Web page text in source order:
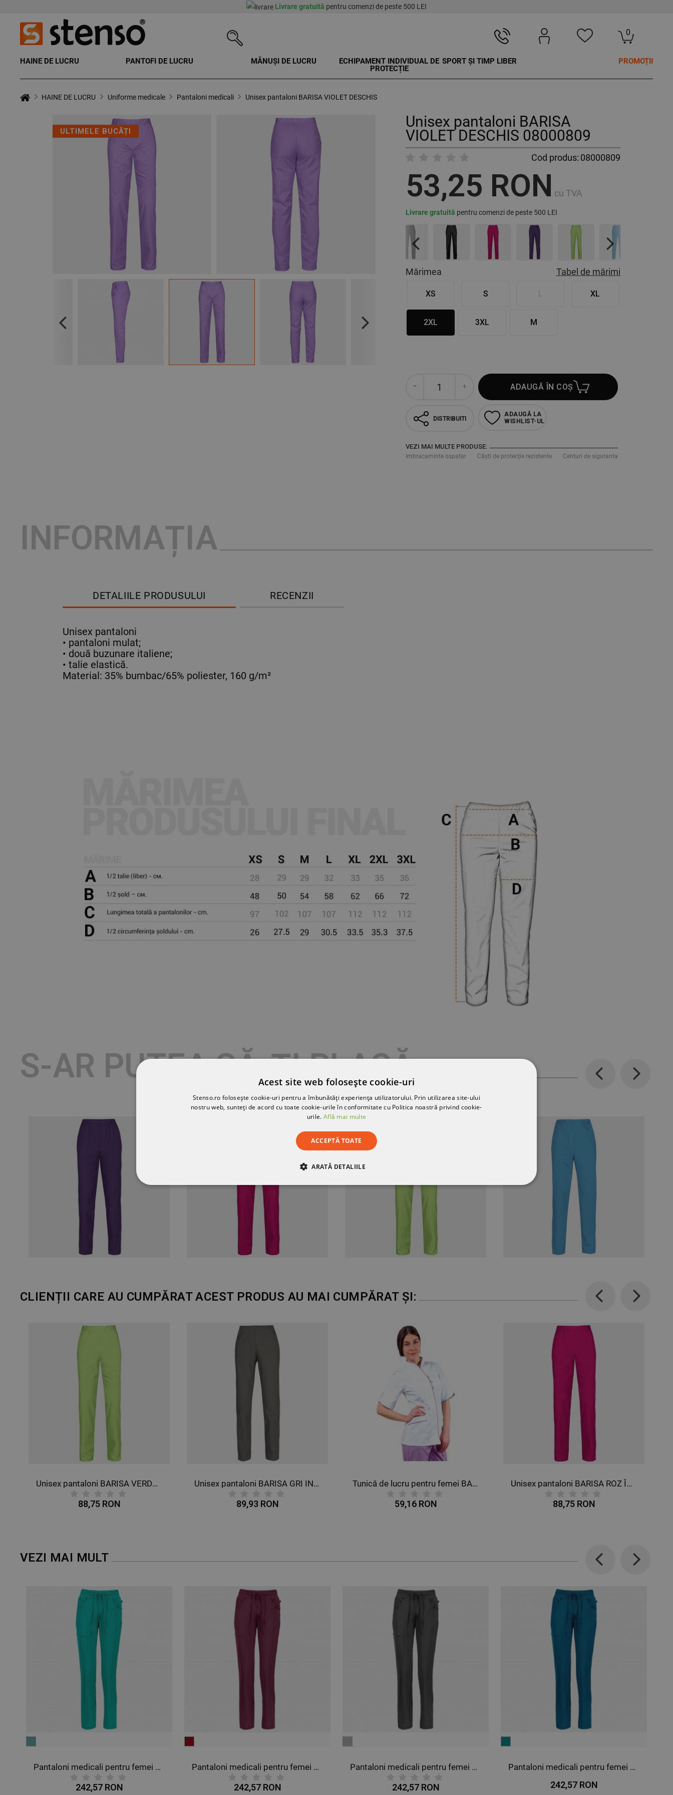
Livrare gratuită pentru comenzi de peste 500 LEI
0
HAINE DE LUCRU PANTOFI DE LUCRU MĂNUȘI DE LUCRU
ECHIPAMENT INDIVIDUAL DE
PROTECȚIE
SPORT ȘI TIMP LIBER PROMOȚII
HAINE DE LUCRU Uniforme medicale Pantaloni medicali Unisex pantaloni BARISA VIOLET DESCHIS
ULTIMELE BUCĂȚI
Previous Next
Unisex pantaloni BARISA
VIOLET DESCHIS 08000809
Cod produs: 08000809
53,25 RON cu TVA
Livrare gratuită pentru comenzi de peste 500 LEI
Previous Next
Mărimea Tabel de mărimi
XS S XL
2XL 3XL M
ADAUGĂ ÎN COȘ
DISTRIBUITI
ADAUGĂ LA
WISHLIST-UL
VEZI MAI MULTE PRODUSE:
Imbracaminte ospatar Căști de protecție rezistente Centuri de siguranta
INFORMAȚIA
DETALIILE PRODUSULUI RECENZII
Unisex pantaloni
• pantaloni mulat;
• două buzunare italiene;
• talie elastică.
Material: 35% bumbac/65% poliester, 160 g/m²
S-AR PUTEA SĂ-ȚI PLACĂ Previous Next
CLIENȚII CARE AU CUMPĂRAT ACEST PRODUS AU MAI CUMPĂRAT ȘI:
Previous
89,93 RON
Tunică de lucru pentru femei BARISA ALB
59,16 RON
Unisex pantaloni BARISA ROZ ÎNCHIS
88,75 RON 110,64 RON
Next
VEZI MAI MULT
Previous
Pantaloni medicali pentru femei CHEROKEE VIȘINIU CKE1123A
242,57 RON
Pantaloni medicali pentru femei CHEROKEE GRI CKE1123A
242,57 RON
Pantaloni medicali pentru femei CHEROKEE PETROL CKE1123A
242,57 RON
Pantaloni medicali pentru femei CHEROKEE ALBASTRU ÎNCHIS CKE1123A
242,57 RON
Next
Acest site web folosește cookie-uri
Stenso.ro folosește cookie-uri pentru a îmbunătăți experiența utilizatorului. Prin utilizarea site-ului
nostru web, sunteți de acord cu toate cookie-urile în conformitate cu Politica noastră privind cookie-
urile. Află mai multe
ACCEPTĂ TOATE
ARATĂ DETALIILE
DE PERFORMANȚĂ